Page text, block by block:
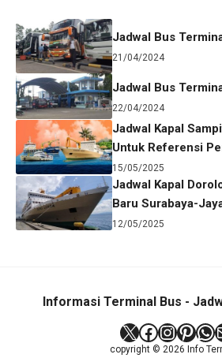
Jadwal Bus
21/04/2024
Jadwal Bus
22/04/2024
Jadwal Kapal
Untuk Referensi
15/05/2025
Jadwal Kapal
Baru Surabaya-
12/05/2025
Informasi Terminal Bus -
X Facebook
copyright © 2026 Info